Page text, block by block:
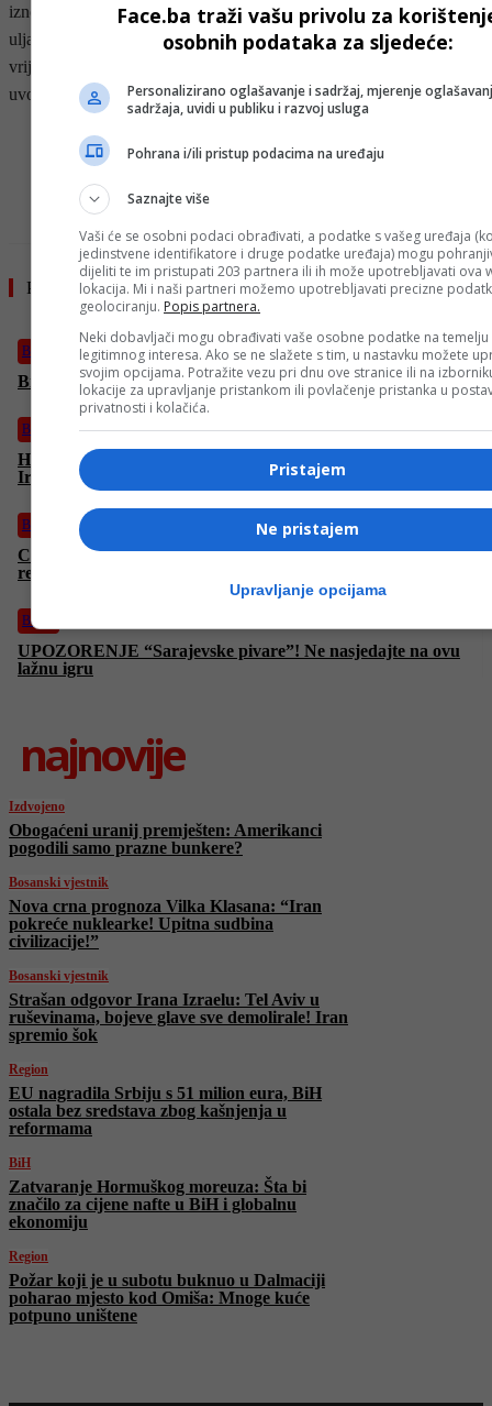
iznosi 7,7 posto od ukupnog izvoza, dok se najviše uvozila nafta i
ulja dobijena od bitumenoznih minerala (sirova), sa ukupnom
vrijednošću 595 miliona KM, što iznosi 12,3 posto od ukupnog
uvoza, podaci su entitetske statistike.
Pročitajte još
Biznis
Bitcoin nastavlja rasti unatoč iransko-izraelskom sukobu
Biznis
Hoće li cijene nafte rapidno porasti nakon izraelskog napada na
Iran? Oglasio se Katar
Biznis
Cijene goriva rastu, evo gdje je najjeftinije točiti kad je riječ o
regiji
Biznis
UPOZORENJE “Sarajevske pivare”! Ne nasjedajte na ovu
lažnu igru
najnovije
Izdvojeno
Obogaćeni uranij premješten: Amerikanci
pogodili samo prazne bunkere?
Bosanski vjestnik
Nova crna prognoza Vilka Klasana: “Iran
pokreće nuklearke! Upitna sudbina
civilizacije!”
Bosanski vjestnik
Strašan odgovor Irana Izraelu: Tel Aviv u
ruševinama, bojeve glave sve demolirale! Iran
spremio šok
Region
EU nagradila Srbiju s 51 milion eura, BiH
ostala bez sredstava zbog kašnjenja u
reformama
BiH
Zatvaranje Hormuškog moreuza: Šta bi
značilo za cijene nafte u BiH i globalnu
ekonomiju
Region
Požar koji je u subotu buknuo u Dalmaciji
poharao mjesto kod Omiša: Mnoge kuće
potpuno uništene
Face.ba traži vašu privolu za
osobnih podataka za sljedeće:
Personalizirano oglašavanje i sadržaj, mjerenje
sadržaja, uvidi u publiku i razvoj usluga
Pohrana i/ili pristup podacima na uređaju
Saznajte više
Vaši će se osobni podaci obrađivati, a podatke s vašeg uređaja
jedinstvene identifikatore i druge podatke uređaja) mogu
dijeliti te im pristupati 203 partnera ili ih može upotrebljavati ova
lokacija. Mi i naši partneri možemo upotrebljavati precizne
geolociranju. Popis partnera.
Neki dobavljači mogu obrađivati vaše osobne podatke na temelju
legitimnog interesa. Ako se ne slažete s tim, u nastavku možete
svojim opcijama. Potražite vezu pri dnu ove stranice ili na
lokacije za upravljanje pristankom ili povlačenje pristanka u
privatnosti i kolačića.
Pristajem
Ne pristajem
Upravljanje opcijama